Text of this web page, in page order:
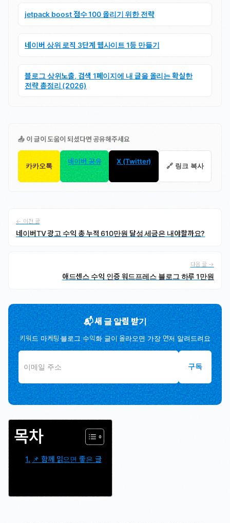
jetpack boost 점수 100 올리기 위한 전략
네이버 상위 로직 3단계 웹사이트 1등 만들기
블로그 상위노출, 검색 1페이지에 내 글을 올리는 확실한
전략 총정리 (2026)
📤 이 글이 도움이 되셨다면 공유해주세요
카카오톡
네이버 공유 X (Twitter)
🔗 링크 복사
← 이전 글
네이버TV 광고 수익 총 누적 610만원 달성 세금은 내야할까요?
다음 글 →
애드센스 수익 인증 워드프레스 블로그 하루 1만원
📬 새 글 알림 받기
키워드 마케팅·블로그 수익화 글이 올라오면 가장 먼저 알려드려요
구독
목차
📌 함께 읽으면 좋은 글